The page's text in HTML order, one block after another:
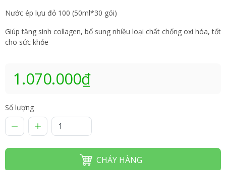
Nước ép lựu đỏ 100 (50ml*30 gói)
Giúp tăng sinh collagen, bổ sung nhiều loại chất chống oxi hóa, tốt
cho sức khỏe
1.070.000₫
Số lượng
CHÁY HÀNG